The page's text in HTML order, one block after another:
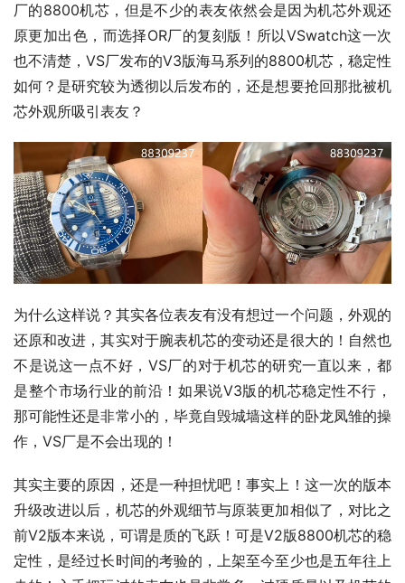
厂的8800机芯，但是不少的表友依然会是因为机芯外观还
原更加出色，而选择OR厂的复刻版！所以VSwatch这一次
也不清楚，VS厂发布的V3版海马系列的8800机芯，稳定性
如何？是研究较为透彻以后发布的，还是想要抢回那批被机
芯外观所吸引表友？
为什么这样说？其实各位表友有没有想过一个问题，外观的
还原和改进，其实对于腕表机芯的变动还是很大的！自然也
不是说这一点不好，VS厂的对于机芯的研究一直以来，都
是整个市场行业的前沿！如果说V3版的机芯稳定性不行，
那可能性还是非常小的，毕竟自毁城墙这样的卧龙凤雏的操
作，VS厂是不会出现的！
其实主要的原因，还是一种担忧吧！事实上！这一次的版本
升级改进以后，机芯的外观细节与原装更加相似了，对比之
前V2版本来说，可谓是质的飞跃！可是V2版8800机芯的稳
定性，是经过长时间的考验的，上架至今至少也是五年往上